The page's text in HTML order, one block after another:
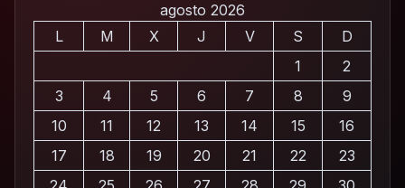
agosto 2026
L
M X J V S
D
1
2
3
4 5 6 7 8
9
10
11 12 13 14 15
16
17
18 19 20 21 22
23